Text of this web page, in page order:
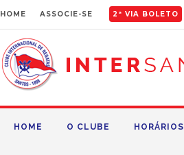
HOME ASSOCIE-SE 2ª VIA BOLETO
HOME O CLUBE HORÁRIOS